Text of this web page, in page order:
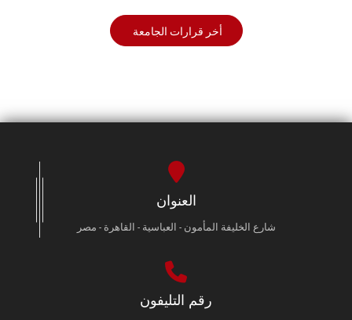
أخر قرارات الجامعة
العنوان
شارع الخليفة المأمون - العباسية - القاهرة - مصر
رقم التليفون